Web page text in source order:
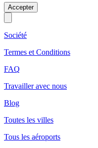
Accepter
Société
Termes et Conditions
FAQ
Travailler avec nous
Blog
Toutes les villes
Tous les aéroports